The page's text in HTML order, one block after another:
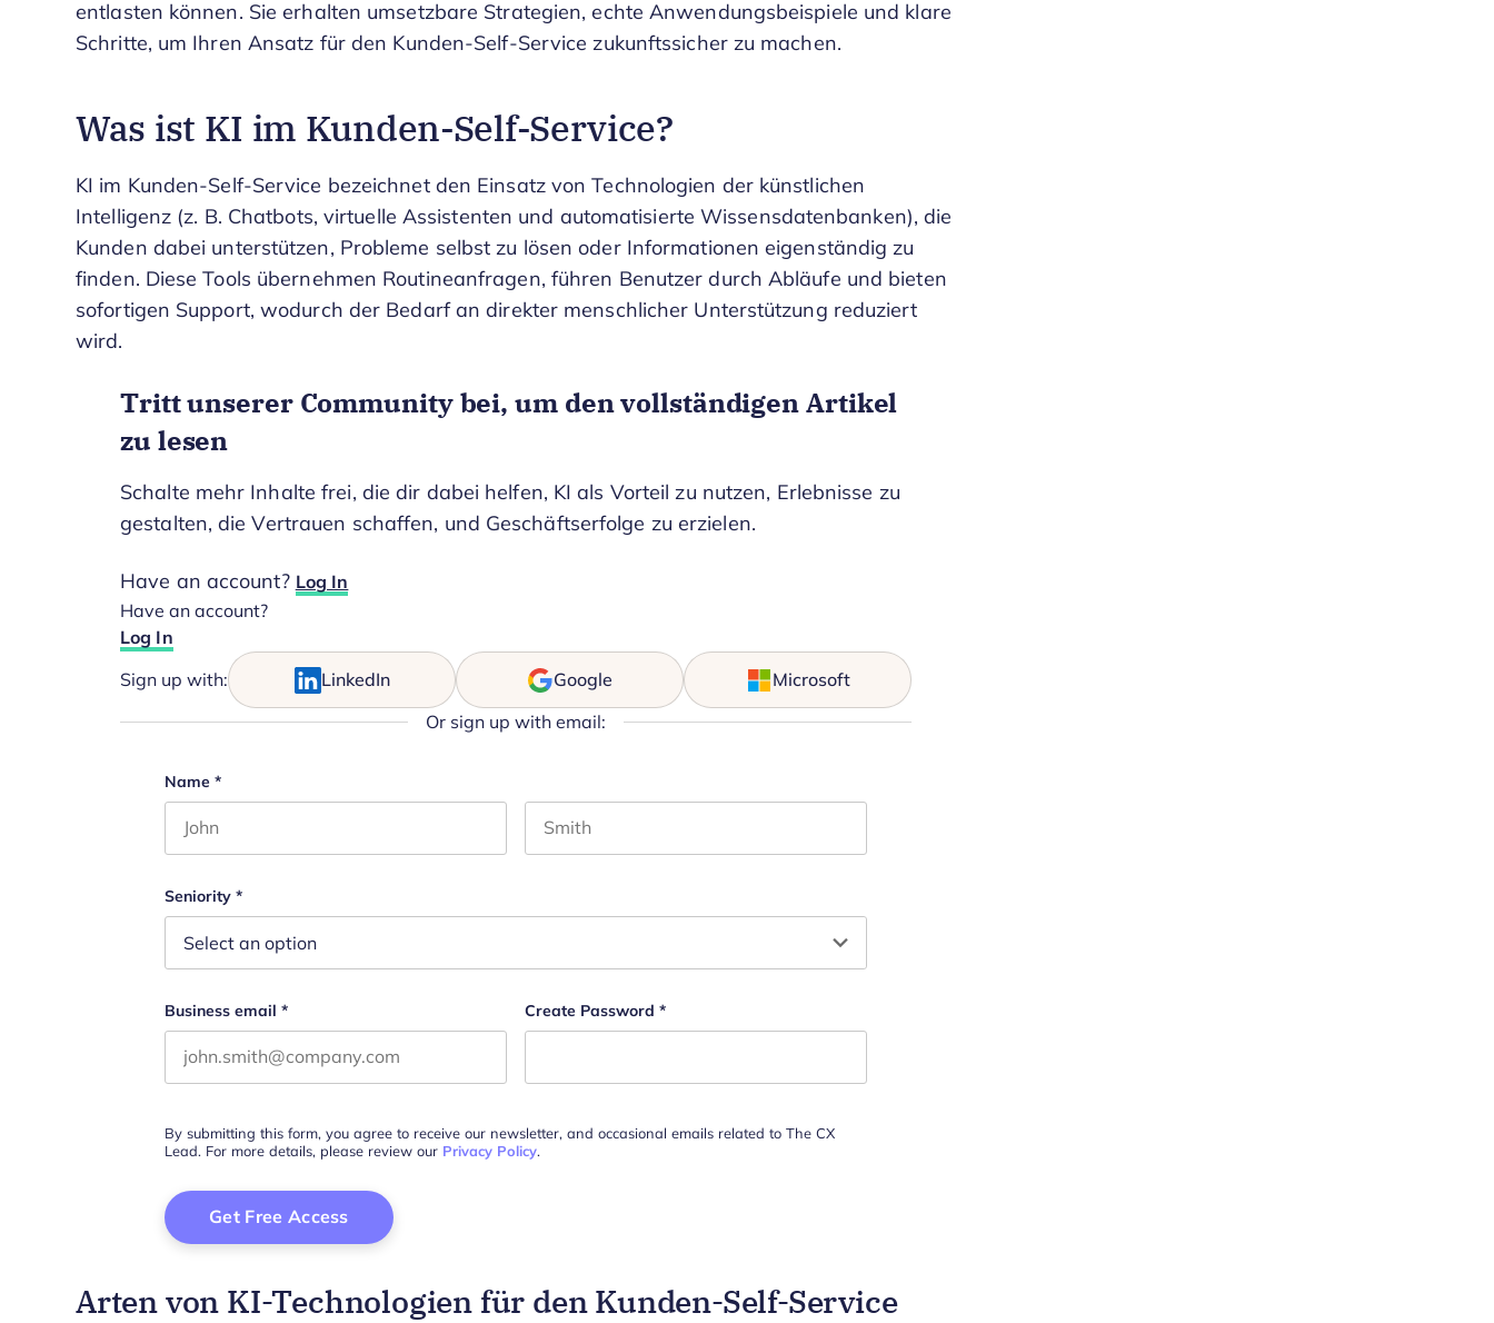
entlasten können. Sie erhalten umsetzbare Strategien, echte Anwendungsbeispiele und klare
Schritte, um Ihren Ansatz für den Kunden-Self-Service zukunftssicher zu machen.
Was ist KI im Kunden-Self-Service?
KI im Kunden-Self-Service bezeichnet den Einsatz von Technologien der künstlichen
Intelligenz (z. B. Chatbots, virtuelle Assistenten und automatisierte Wissensdatenbanken), die
Kunden dabei unterstützen, Probleme selbst zu lösen oder Informationen eigenständig zu
finden. Diese Tools übernehmen Routineanfragen, führen Benutzer durch Abläufe und bieten
sofortigen Support, wodurch der Bedarf an direkter menschlicher Unterstützung reduziert
wird.
Tritt unserer Community bei, um den vollständigen Artikel
zu lesen
Schalte mehr Inhalte frei, die dir dabei helfen, KI als Vorteil zu nutzen, Erlebnisse zu
gestalten, die Vertrauen schaffen, und Geschäftserfolge zu erzielen.
Have an account? Log In
Have an account?
Log In
Sign up with: LinkedIn Google Microsoft
Or sign up with email:
Name
Name *
Seniority *
Business email * Create Password *
By submitting this form, you agree to receive our newsletter, and occasional emails related to The CX
Lead. For more details, please review our Privacy Policy.
Arten von KI-Technologien für den Kunden-Self-Service